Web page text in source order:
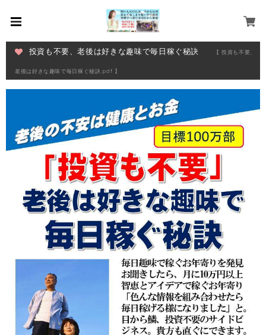
投資も不要、老後は好きな趣味で毎日稼ぐ秘訣 【 投資も不要、
老後は好きな趣味で毎日稼ぐ秘訣.pdf 】